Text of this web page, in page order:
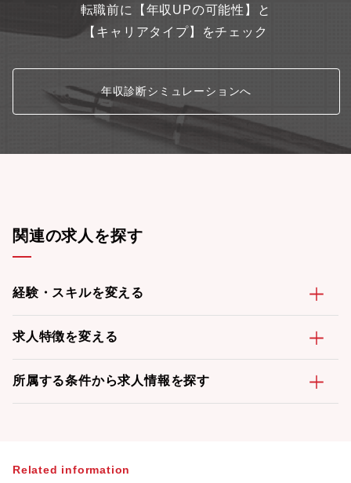
極的・四半期ごとのイベントや金曜夕方の交流会など、風通しの
会、社内技術勉強会を定期開催・書籍・資格・セミナー・オンラ
度あり・固定された学習プラットフォームに縛られず、目的に応
生成AI活用も推進・同社が運営するデータ活用コミュニティ活動
にも自由に参加可能【働きやすさと安定性】・コンサルティング
会社として安定した経営基盤があり、プロダクト開発にも安心し
て集中できる環境・ハイブリッドリモート勤務可、休暇制度や福
利厚生は大手企業水準・社会保険完備、協会けんぽ加入、健康診
転職前に【年収UPの可能性】と
【キャリアタイプ】をチェック
年収診断シミュレーションへ
関連の求人を探す
経験・スキルを変える
求人特徴を変える
所属する条件から求人情報を探す
Related information